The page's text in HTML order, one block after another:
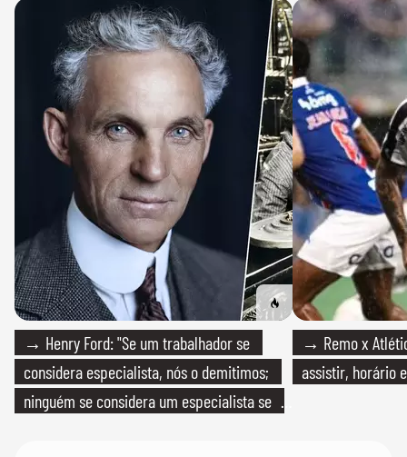
→ Henry Ford: "Se um trabalhador se
considera especialista, nós o demitimos;
ninguém se considera um especialista se
→ Remo x
assistir, horário